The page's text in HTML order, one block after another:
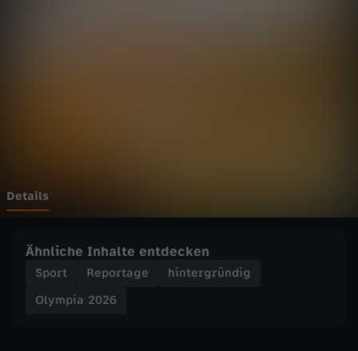
B
b
p
Details
Ähnliche Inhalte entdecken
Sport Reportage
hintergründig
Olympia 2026